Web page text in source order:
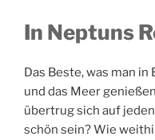
In Neptuns
Das Beste, was man in
und das Meer
übertrug sich auf
schön sein? Wie